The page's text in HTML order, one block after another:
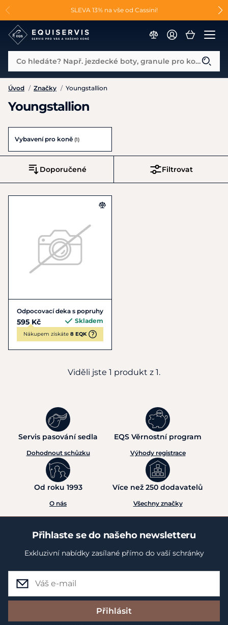
SLEVA 13% na vše od Cassini!
😮 CRAZY SLEVY AŽ 70% 😮
📐Pasování a doplňky k vybraným sedlům ZDARMA 🐴
Co hledáte? Např. jezdecké boty, granule pro koně...
Úvod / Značky / Youngstallion
Youngstallion
Vybavení pro koně (1)
Filtrovat
Doporučené
Odpocovací deka s popruhy
595 Kč Skladem
Nákupem získáte 8 EQK
Viděli jste 1 produkt z 1.
Servis pasování sedla
Dohodnout schůzku
EQS Věrnostní program
Výhody registrace
Od roku 1993
O nás
Více než 250 dodavatelů
Všechny značky
Přihlaste se do našeho newsletteru
Exkluzivní nabídky zasílané přímo do vaší schránky
Přihlásit